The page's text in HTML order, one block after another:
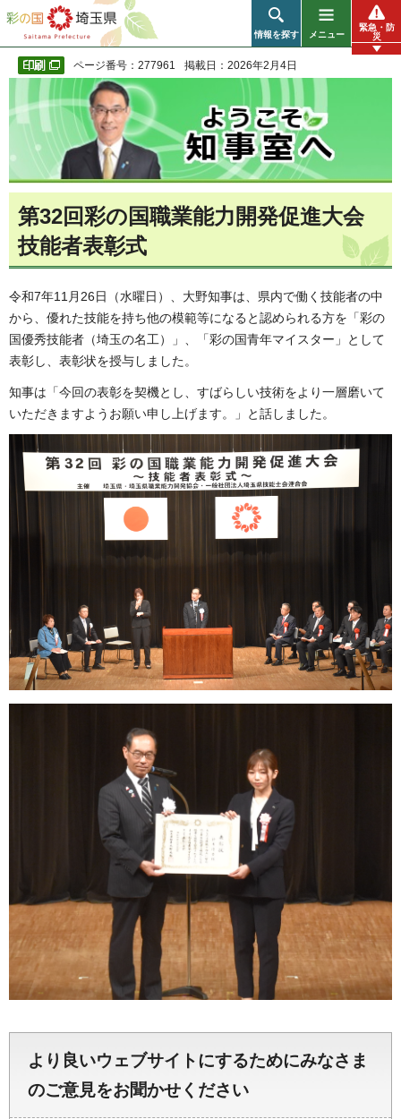
彩の国 埼玉県
情報を探す メニュー
緊急・防
災
ページ番号：277961 掲載日：2026年2月4日
第32回彩の国職業能力開発促進大会
技能者表彰式
令和7年11月26日（水曜日）、大野知事は、県内で働く技能者の中
から、優れた技能を持ち他の模範等になると認められる方を「彩の
国優秀技能者（埼玉の名工）」、「彩の国青年マイスター」として
表彰し、表彰状を授与しました。
知事は「今回の表彰を契機とし、すばらしい技術をより一層磨いて
いただきますようお願い申し上げます。」と話しました。
より良いウェブサイトにするためにみなさま
のご意見をお聞かせください